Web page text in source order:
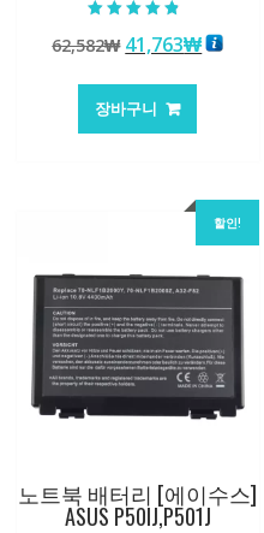
4.50
로 평가됨
62,582₩ 원
가
격:
41,763₩현
장바구니
할인!
노트북 배터리 [에이수스]
ASUS P50IJ,P501J